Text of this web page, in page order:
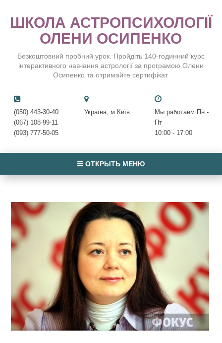
ШКОЛА АСТРОПСИХОЛОГІЇ
ОЛЕНИ ОСИПЕНКО
Безкоштовний пробний урок. Пройдіть 140-годинний курс
інтерактивного навчання астрології за програмою Олени
Осипенко та отримайте сертифікат.
Мы работаем Пн -
Пт
10:00 - 17:00
Україна, м.Київ
(050) 443-30-40
(067) 108-99-11
(093) 777-50-05
ОТКРЫТЬ МЕНЮ